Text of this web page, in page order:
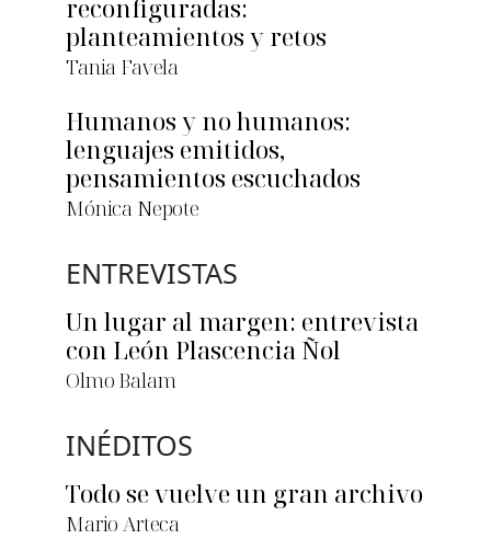
reconfiguradas:
planteamientos y retos
Tania Favela
Humanos y no humanos:
lenguajes emitidos,
pensamientos escuchados
Mónica Nepote
ENTREVISTAS
Un lugar al margen: entrevista
con León Plascencia Ñol
Olmo Balam
INÉDITOS
Todo se vuelve un gran archivo
Mario Arteca